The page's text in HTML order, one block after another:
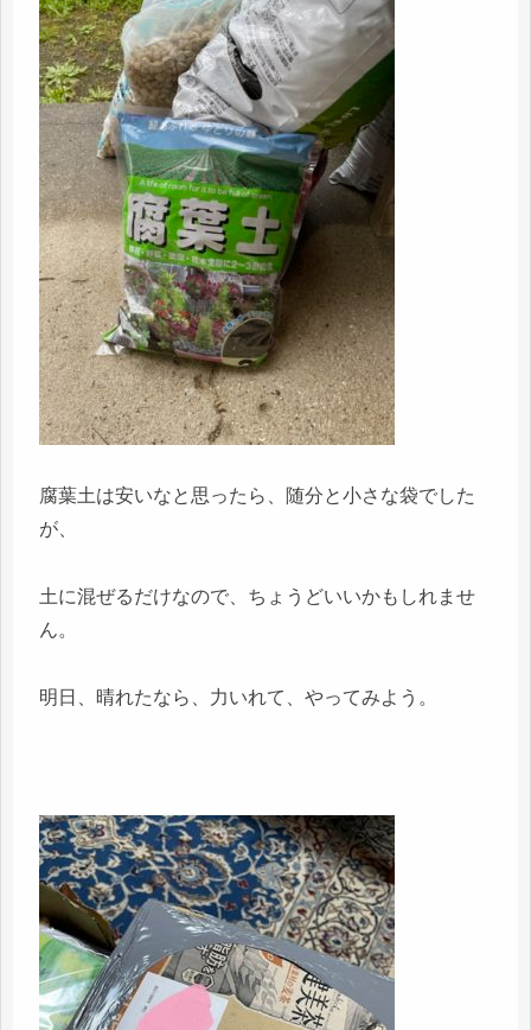
腐葉土は安いなと思ったら、随分と小さな袋でした
が、
土に混ぜるだけなので、ちょうどいいかもしれませ
ん。
明日、晴れたなら、力いれて、やってみよう。